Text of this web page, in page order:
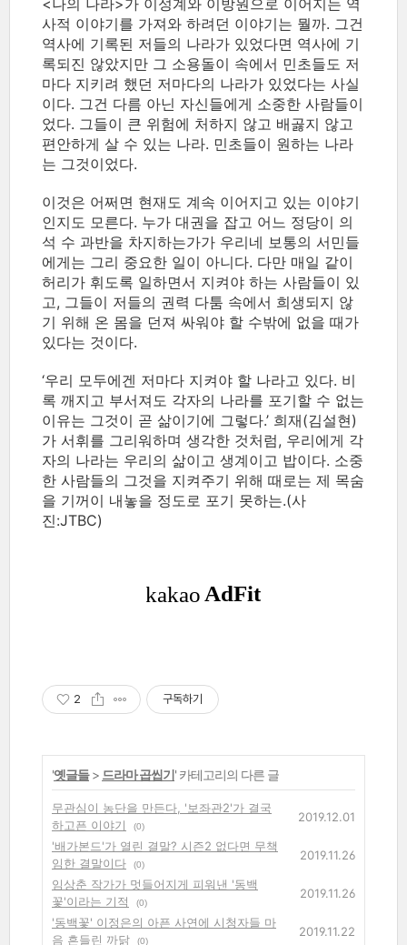
<나의 나라>가 이성계와 이방원으로 이어지는 역
사적 이야기를 가져와 하려던 이야기는 뭘까. 그건
역사에 기록된 저들의 나라가 있었다면 역사에 기
록되진 않았지만 그 소용돌이 속에서 민초들도 저
마다 지키려 했던 저마다의 나라가 있었다는 사실
이다. 그건 다름 아닌 자신들에게 소중한 사람들이
었다. 그들이 큰 위험에 처하지 않고 배곯지 않고
편안하게 살 수 있는 나라. 민초들이 원하는 나라
는 그것이었다.
이것은 어쩌면 현재도 계속 이어지고 있는 이야기
인지도 모른다. 누가 대권을 잡고 어느 정당이 의
석 수 과반을 차지하는가가 우리네 보통의 서민들
에게는 그리 중요한 일이 아니다. 다만 매일 같이
허리가 휘도록 일하면서 지켜야 하는 사람들이 있
고, 그들이 저들의 권력 다툼 속에서 희생되지 않
기 위해 온 몸을 던져 싸워야 할 수밖에 없을 때가
있다는 것이다.
‘우리 모두에겐 저마다 지켜야 할 나라고 있다. 비
록 깨지고 부서져도 각자의 나라를 포기할 수 없는
이유는 그것이 곧 삶이기에 그렇다.’ 희재(김설현)
가 서휘를 그리워하며 생각한 것처럼, 우리에게 각
자의 나라는 우리의 삶이고 생계이고 밥이다. 소중
한 사람들의 그것을 지켜주기 위해 때로는 제 목숨
을 기꺼이 내놓을 정도로 포기 못하는.(사
진:JTBC)
2 구독하기
'옛글들> 드라마 곱씹기' 카테고리의 다른 글
무관심이 농단을 만든다, '보좌관2'가 결국
하고픈 이야기
(0)
2019.12.01
'배가본드'가 열린 결말? 시즌2 없다면 무책
임한 결말이다
(0)
2019.11.26
임상춘 작가가 멋들어지게 피워낸 '동백
꽃'이라는 기적
(0)
2019.11.26
'동백꽃' 이정은의 아픈 사연에 시청자들 마
음 흔들린 까닭
(0)
2019.11.22